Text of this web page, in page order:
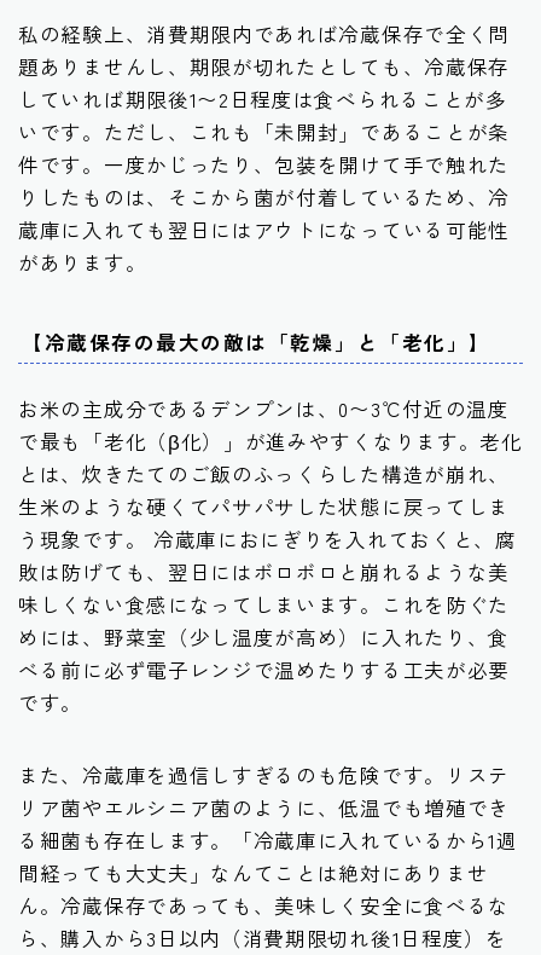
私の経験上、消費期限内であれば冷蔵保存で全く問
題ありませんし、期限が切れたとしても、冷蔵保存
していれば期限後1〜2日程度は食べられることが多
いです。ただし、これも「未開封」であることが条
件です。一度かじったり、包装を開けて手で触れた
りしたものは、そこから菌が付着しているため、冷
蔵庫に入れても翌日にはアウトになっている可能性
があります。
【冷蔵保存の最大の敵は「乾燥」と「老化」】
お米の主成分であるデンプンは、0〜3℃付近の温度
で最も「老化（β化）」が進みやすくなります。老化
とは、炊きたてのご飯のふっくらした構造が崩れ、
生米のような硬くてパサパサした状態に戻ってしま
う現象です。 冷蔵庫におにぎりを入れておくと、腐
敗は防げても、翌日にはボロボロと崩れるような美
味しくない食感になってしまいます。これを防ぐた
めには、野菜室（少し温度が高め）に入れたり、食
べる前に必ず電子レンジで温めたりする工夫が必要
です。
また、冷蔵庫を過信しすぎるのも危険です。リステ
リア菌やエルシニア菌のように、低温でも増殖でき
る細菌も存在します。「冷蔵庫に入れているから1週
間経っても大丈夫」なんてことは絶対にありませ
ん。冷蔵保存であっても、美味しく安全に食べるな
ら、購入から3日以内（消費期限切れ後1日程度）を